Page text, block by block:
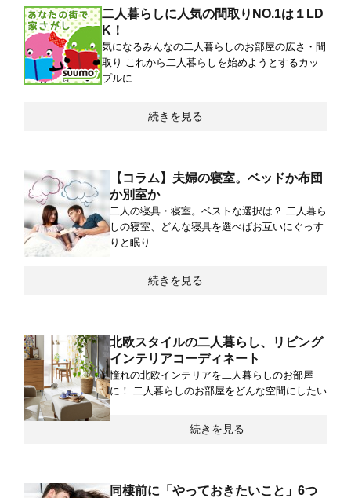
二人暮らしに人気の間取りNO.1は１LD
K！
気になるみんなの二人暮らしのお部屋の広さ・間
取り これから二人暮らしを始めようとするカッ
プルに
続きを見る
【コラム】夫婦の寝室。ベッドか布団
か別室か
二人の寝具・寝室。ベストな選択は？ 二人暮ら
しの寝室、どんな寝具を選べばお互いにぐっす
りと眠り
続きを見る
北欧スタイルの二人暮らし、リビング
インテリアコーディネート
憧れの北欧インテリアを二人暮らしのお部屋
に！ 二人暮らしのお部屋をどんな空間にしたい
続きを見る
同棲前に「やっておきたいこと」6つ